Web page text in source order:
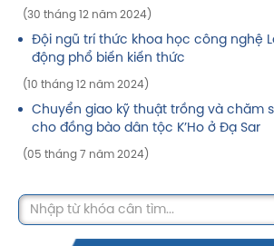
(30 tháng 12 năm 2024)
Đội ngũ trí thức khoa học công nghệ
động phổ biến kiến thức
(10 tháng 12 năm 2024)
Chuyển giao kỹ thuật trồng và chăm
cho đồng bào dân tộc K’Ho ở Đạ Sar
(05 tháng 7 năm 2024)